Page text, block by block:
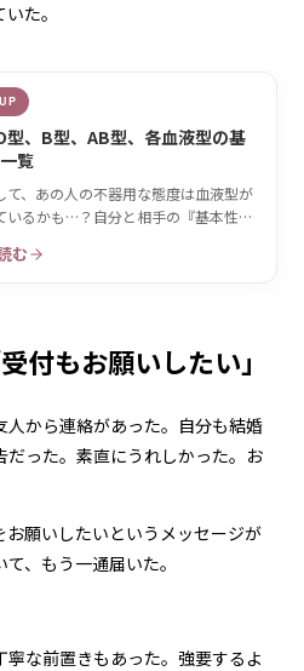
た。
型、B型、AB型、各血液型の基
覧
て、あの人の不器用な態度は血液型が
いるかも…？自分と相手の『基本性
む
付もお願いしたい」
から連絡があった。自分も結婚
った。素直にうれしかった。お
願いしたいというメッセージが
、もう一通届いた。
な前置きもあった。強要するよ